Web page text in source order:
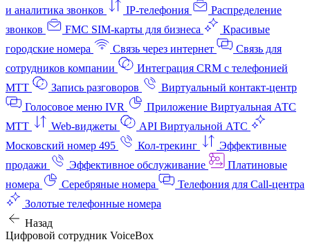
и аналитика звонков
IP-телефония
Распределение
звонков
FMC SIM-карты для бизнеса
Красивые
городские номера
Связь через интернет
Связь для
сотрудников компании
Интеграция CRM с телефонией
МТТ
Запись разговоров
Виртуальный контакт‑центр
Голосовое меню IVR
Приложение Виртуальная АТС
МТТ
Web-виджеты
API Виртуальной АТС
Московский номер 495
Кол-трекинг
Эффективные
продажи
Эффективное обслуживание
Платиновые
номера
Серебряные номера
Телефония для Call-центра
Золотые телефонные номера
Назад
Цифровой сотрудник VoiceBox